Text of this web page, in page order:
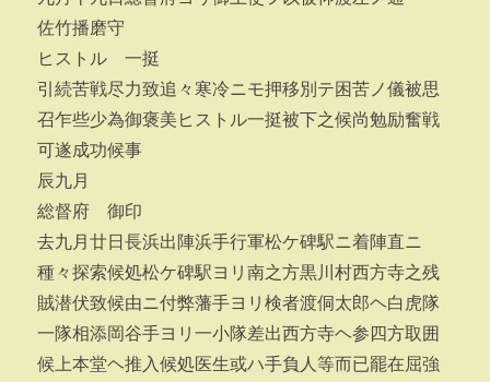
佐竹播磨守
ヒストル 一挺
引続苦戦尽力致追々寒冷ニモ押移別テ困苦ノ儀被思
召乍些少為御褒美ヒストル一挺被下之候尚勉励奮戦
可遂成功候事
辰九月
総督府 御印
去九月廿日長浜出陣浜手行軍松ケ碑駅ニ着陣直ニ
種々探索候処松ケ碑駅ヨリ南之方黒川村西方寺之残
賊潜伏致候由ニ付弊藩手ヨリ検者渡侗太郎ヘ白虎隊
一隊相添岡谷手ヨリ一小隊差出西方寺ヘ参四方取囲
候上本堂ヘ推入候処医生或ハ手負人等而已罷在屈強